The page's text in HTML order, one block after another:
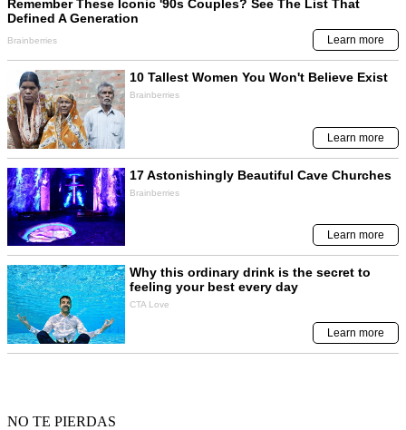
NO TE PIERDAS